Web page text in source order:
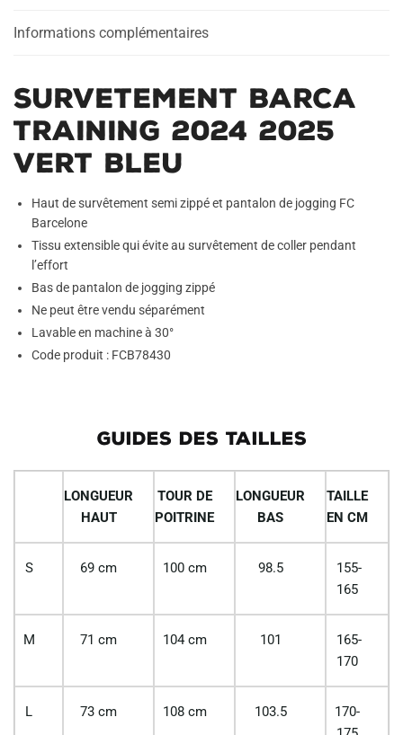
Informations complémentaires
Survetement Barca
Training 2024 2025
Vert Bleu
Haut de survêtement semi zippé et pantalon de jogging FC
Barcelone
Tissu extensible qui évite au survêtement de coller pendant
l’effort
Bas de pantalon de jogging zippé
Ne peut être vendu séparément
Lavable en machine à 30°
Code produit : FCB78430
GUIDES DES TAILLES
LONGUEUR
HAUT
TOUR DE
POITRINE
LONGUEUR
BAS
TAILLE
EN CM
S 69 cm 100 cm 98.5
155-
165
M 71 cm 104 cm 101
165-
170
L 73 cm 108 cm 103.5
170-